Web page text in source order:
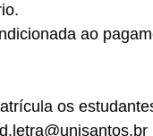
ao
os